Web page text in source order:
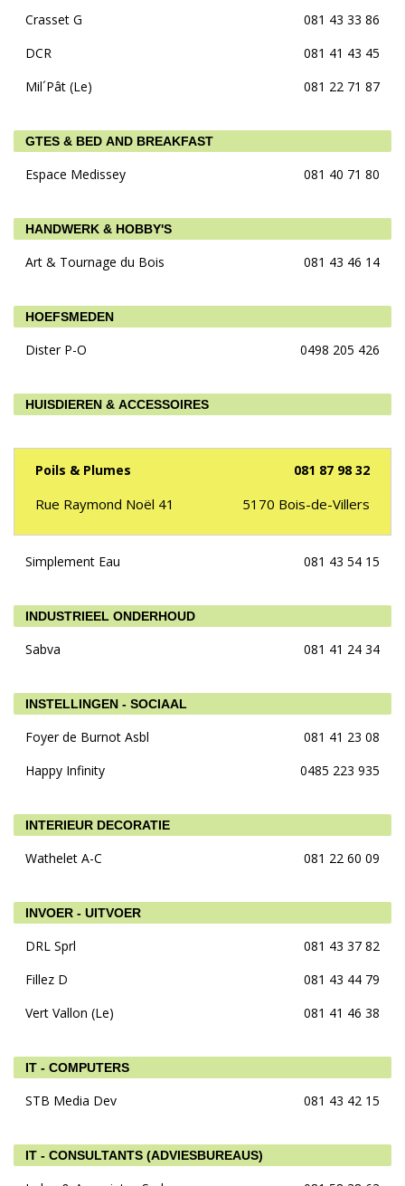
Crasset G
081 43 33 86
DCR
081 41 43 45
Mil´Pât (Le)
081 22 71 87
GTES & BED AND BREAKFAST
Espace Medissey 081 40 71 80
HANDWERK & HOBBY'S
Art & Tournage du Bois 081 43 46 14
HOEFSMEDEN
Dister P-O 0498 205 426
HUISDIEREN & ACCESSOIRES
Poils & Plumes 081 87 98 32
Rue Raymond Noël 41 5170 Bois-de-Villers
Simplement Eau 081 43 54 15
INDUSTRIEEL ONDERHOUD
Sabva 081 41 24 34
INSTELLINGEN - SOCIAAL
Foyer de Burnot Asbl
081 41 23 08
Happy Infinity
0485 223 935
INTERIEUR DECORATIE
Wathelet A-C 081 22 60 09
INVOER - UITVOER
DRL Sprl
081 43 37 82
Fillez D
081 43 44 79
Vert Vallon (Le)
081 41 46 38
IT - COMPUTERS
STB Media Dev 081 43 42 15
IT - CONSULTANTS (ADVIESBUREAUS)